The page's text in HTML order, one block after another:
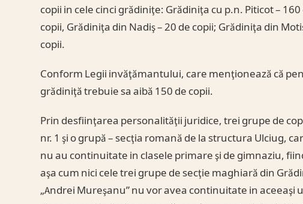
copii in cele cinci grădiniţe: Grădiniţa cu p.n. Piticot –
copii, Grădiniţa din Nadiş – 20 de copii; Grădiniţa din
copii.
Conform Legii invăţămantului, care menţionează că
grădiniţă trebuie sa aibă 150 de copii.
Prin desfiinţarea personalităţii juridice, trei grupe de
nr. 1 şi o grupă – secţia romană de la structura Ulciug,
nu au continuitate in clasele primare şi de gimnaziu,
aşa cum nici cele trei grupe de secţie maghiară din
„Andrei Mureşanu” nu vor avea continuitate in